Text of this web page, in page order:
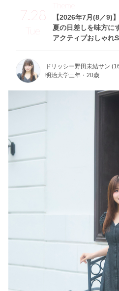
7.28
Tue
【2026年7月(8／9)】
夏の日差しを味方に
アクティブおしゃれ
Theme
ドリッシー野田未結サン
明治大学三年・20歳